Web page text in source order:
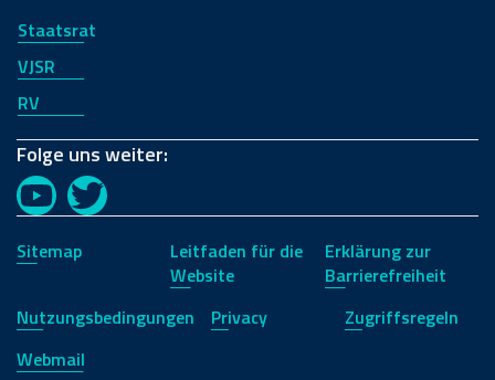
Staatsrat
VJSR
RV
Folge uns weiter:
YouTubeTwitter
Sitemap
Leitfaden für die
Website
Erklärung zur
Barrierefreiheit
Nutzungsbedingungen
Privacy
Zugriffsregeln
Webmail